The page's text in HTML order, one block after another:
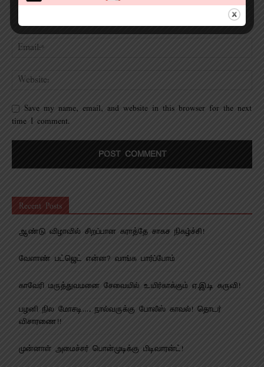
Save my name, email, and website in this browser for the next
time I comment.
Recent Posts
ஆண்டு விழாவில் சிறப்பான கராத்தே சாகச நிகழ்ச்சி!
வேளாண் பட்ஜெட் என்ன? வாங்க பார்ப்போம்
காவேரி மருத்துவமனை சேவையில் உயிர்காக்கும் ஏ.இ.டி கருவி!
பழனி நில மோசடி…. நால்வருக்கு போலீஸ் காவல்! தொடர்
விசாரணை!!
முன்னாள் அமைச்சர் பொன்முடிக்கு பிடிவாரன்ட்!